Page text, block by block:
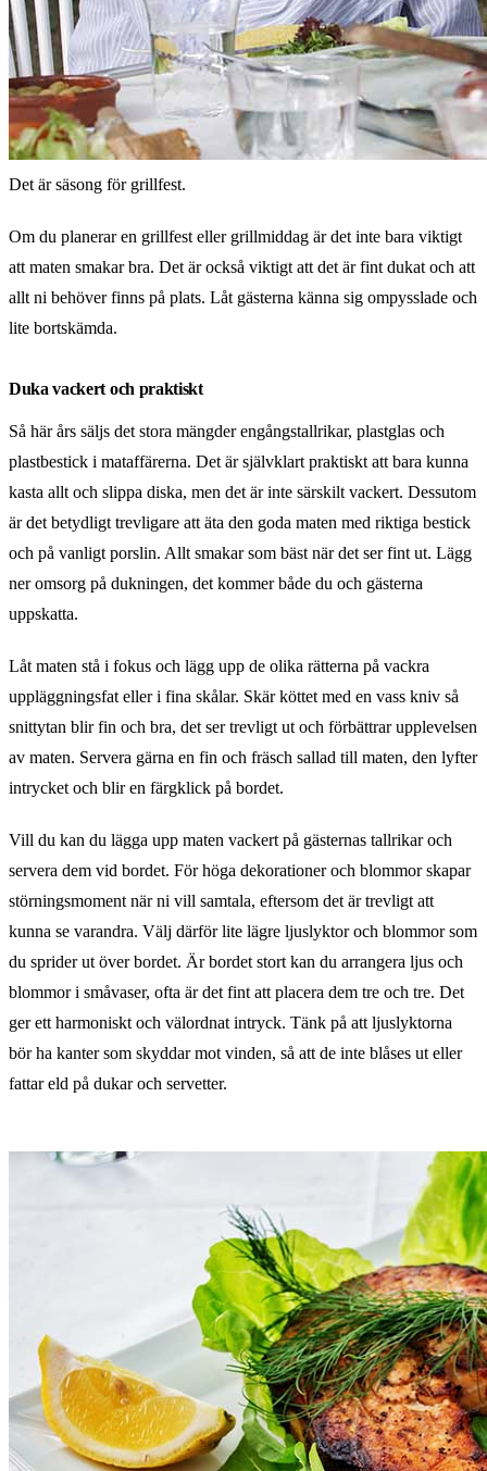
Det är säsong för grillfest.
Om du planerar en grillfest eller grillmiddag är det inte bara viktigt
att maten smakar bra. Det är också viktigt att det är fint dukat och att
allt ni behöver finns på plats. Låt gästerna känna sig ompysslade och
lite bortskämda.
Duka vackert och praktiskt
Så här års säljs det stora mängder engångstallrikar, plastglas och
plastbestick i mataffärerna. Det är självklart praktiskt att bara kunna
kasta allt och slippa diska, men det är inte särskilt vackert. Dessutom
är det betydligt trevligare att äta den goda maten med riktiga bestick
och på vanligt porslin. Allt smakar som bäst när det ser fint ut. Lägg
ner omsorg på dukningen, det kommer både du och gästerna
uppskatta.
Låt maten stå i fokus och lägg upp de olika rätterna på vackra
uppläggningsfat eller i fina skålar. Skär köttet med en vass kniv så
snittytan blir fin och bra, det ser trevligt ut och förbättrar upplevelsen
av maten. Servera gärna en fin och fräsch sallad till maten, den lyfter
intrycket och blir en färgklick på bordet.
Vill du kan du lägga upp maten vackert på gästernas tallrikar och
servera dem vid bordet. För höga dekorationer och blommor skapar
störningsmoment när ni vill samtala, eftersom det är trevligt att
kunna se varandra. Välj därför lite lägre ljuslyktor och blommor som
du sprider ut över bordet. Är bordet stort kan du arrangera ljus och
blommor i småvaser, ofta är det fint att placera dem tre och tre. Det
ger ett harmoniskt och välordnat intryck. Tänk på att ljuslyktorna
bör ha kanter som skyddar mot vinden, så att de inte blåses ut eller
fattar eld på dukar och servetter.